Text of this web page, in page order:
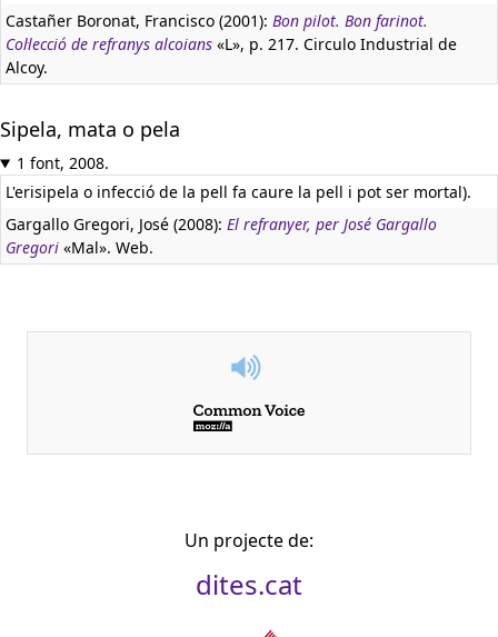
Castañer Boronat, Francisco (2001): Bon pilot. Bon farinot.
Col·lecció de refranys alcoians «L», p. 217. Circulo Industrial de
Alcoy.
Sipela, mata o pela
1 font, 2008.
L'erisipela o infecció de la pell fa caure la pell i pot ser mortal).
Gargallo Gregori, José (2008): El refranyer, per José Gargallo
Gregori «Mal». Web.
Un projecte de:
dites.cat